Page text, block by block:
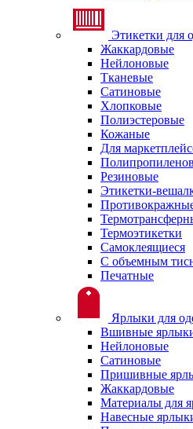
Этикетки для
Жаккардовые
Нейлоновые
Тканевые
Сатиновые
Хлопковые
Полиэстеровые
Кожаные
Для
Резиновые
Этикетки-
Термоэтикетки
Самоклеящиеся
С объемным
Печатные
Ярлыки для
Вшивные
Нейлоновые
Сатиновые
Пришивные
Жаккардовые
Материалы для
Навесные